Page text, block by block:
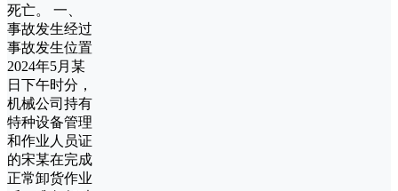
死亡。 一、
事故发生经过
事故发生位置
2024年5月某
日下午时分，
机械公司持有
特种设备管理
和作业人员证
的宋某在完成
正常卸货作业